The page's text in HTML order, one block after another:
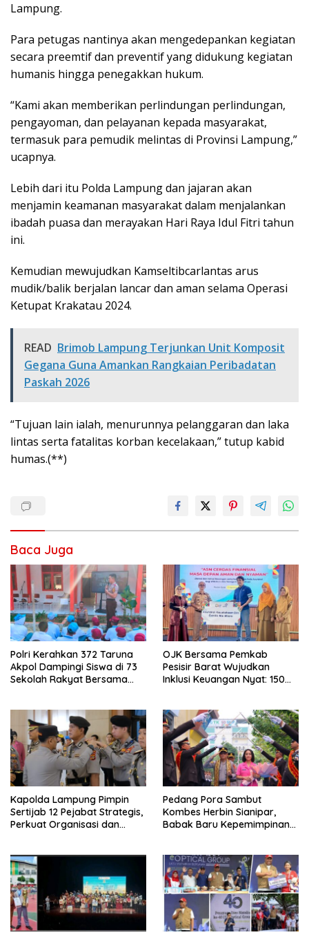
Lampung.
Para petugas nantinya akan mengedepankan kegiatan
secara preemtif dan preventif yang didukung kegiatan
humanis hingga penegakkan hukum.
“Kami akan memberikan perlindungan perlindungan,
pengayoman, dan pelayanan kepada masyarakat,
termasuk para pemudik melintas di Provinsi Lampung,”
ucapnya.
Lebih dari itu Polda Lampung dan jajaran akan
menjamin keamanan masyarakat dalam menjalankan
ibadah puasa dan merayakan Hari Raya Idul Fitri tahun
ini.
Kemudian mewujudkan Kamseltibcarlantas arus
mudik/balik berjalan lancar dan aman selama Operasi
Ketupat Krakatau 2024.
READ Brimob Lampung Terjunkan Unit Komposit
Gegana Guna Amankan Rangkaian Peribadatan
Paskah 2026
“Tujuan lain ialah, menurunnya pelanggaran dan laka
lintas serta fatalitas korban kecelakaan,” tutup kabid
humas.(**)
Baca Juga
Polri Kerahkan 372 Taruna
Akpol Dampingi Siswa di 73
Sekolah Rakyat Bersama
OJK Bersama Pemkab
Pesisir Barat Wujudkan
Inklusi Keuangan Nyat: 150
Kapolda Lampung Pimpin
Sertijab 12 Pejabat Strategis,
Perkuat Organisasi dan
Pedang Pora Sambut
Kombes Herbin Sianipar,
Babak Baru Kepemimpinan